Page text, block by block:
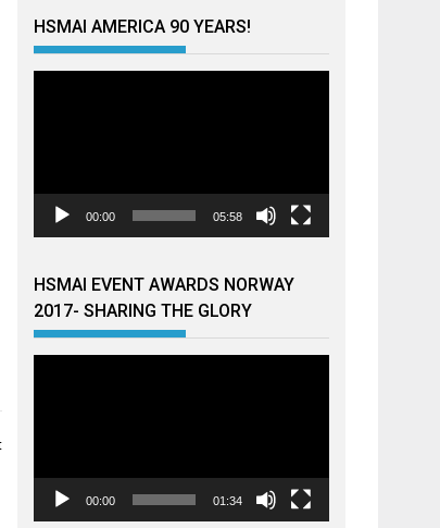
HSMAI AMERICA 90 YEARS!
00:00 05:58
HSMAI EVENT AWARDS NORWAY
2017- SHARING THE GLORY
00:00 01:34